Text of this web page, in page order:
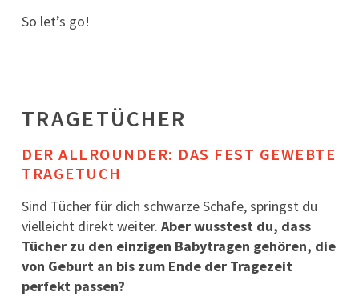
So let’s go!
TRAGETÜCHER
DER ALLROUNDER: DAS FEST GEWEBTE
TRAGETUCH
Sind Tücher für dich schwarze Schafe, springst du
vielleicht direkt weiter. Aber wusstest du, dass
Tücher zu den einzigen Babytragen gehören, die
von Geburt an bis zum Ende der Tragezeit
perfekt passen?